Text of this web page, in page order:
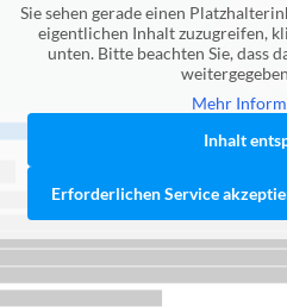
Sie sehen gerade einen
eigentlichen Inhalt zuzugreifen,
unten. Bitte beachten Sie, dass
Mehr
Inhalt
Erforderlichen Service